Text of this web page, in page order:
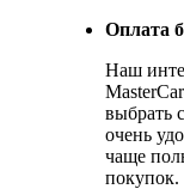
Оплата
Наш
выбрать
очень
чаще
покупок.